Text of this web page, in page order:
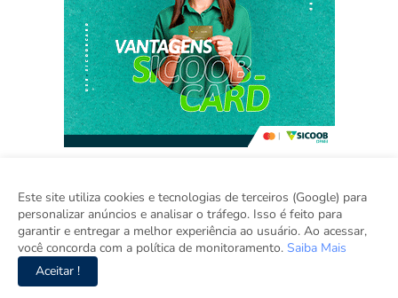
Home Sobre Contato
Sugestão de Pauta
Grupo Inova
Este site utiliza cookies e tecnologias de terceiros (Google) para
personalizar anúncios e analisar o tráfego. Isso é feito para
garantir e entregar a melhor experiência ao usuário. Ao acessar,
você concorda com a política de monitoramento. Saiba Mais
Aceitar !